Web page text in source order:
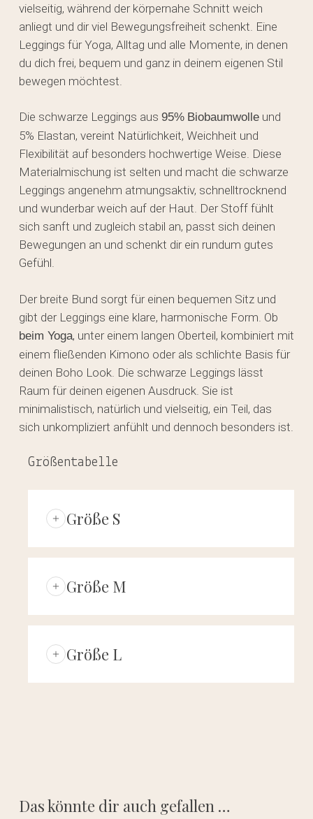
vielseitig, während der körpernahe Schnitt weich
anliegt und dir viel Bewegungsfreiheit schenkt. Eine
Leggings für Yoga, Alltag und alle Momente, in denen
du dich frei, bequem und ganz in deinem eigenen Stil
bewegen möchtest.
Die schwarze Leggings aus 95% Biobaumwolleund
5% Elastan, vereint Natürlichkeit, Weichheit und
Flexibilität auf besonders hochwertige Weise. Diese
Materialmischung ist selten und macht die schwarze
Leggings angenehm atmungsaktiv, schnelltrocknend
und wunderbar weich auf der Haut. Der Stoff fühlt
sich sanft und zugleich stabil an, passt sich deinen
Bewegungen an und schenkt dir ein rundum gutes
Gefühl.
Der breite Bund sorgt für einen bequemen Sitz und
gibt der Leggings eine klare, harmonische Form. Ob
beim Yoga, unter einem langen Oberteil, kombiniert mit
einem fließenden Kimono oder als schlichte Basis für
deinen Boho Look. Die schwarze Leggings lässt
Raum für deinen eigenen Ausdruck. Sie ist
minimalistisch, natürlich und vielseitig, ein Teil, das
sich unkompliziert anfühlt und dennoch besonders ist.
Größentabelle
Größe S
Beinlänge: 92cm
Bund: 28 – 36cm
Größe M
Beinlänge: 94cm
Bund: 31 – 40cm
Größe L
Das könnte dir auch gefallen …